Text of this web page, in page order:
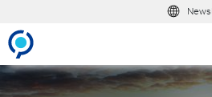
Meta